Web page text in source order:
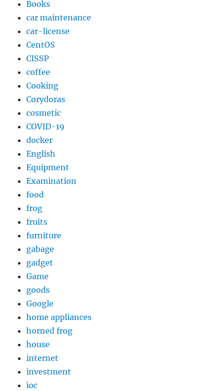
Books
car maintenance
car-license
CentOS
CISSP
coffee
Cooking
Corydoras
cosmetic
COVID-19
docker
English
Equipment
Examination
food
frog
fruits
furniture
gabage
gadget
Game
goods
Google
home appliances
horned frog
house
internet
investment
ioc